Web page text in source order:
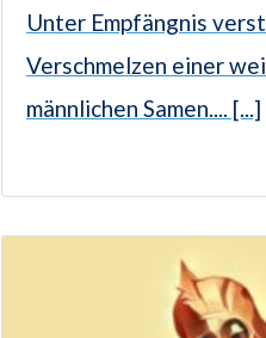
Unter Empfängnis
Verschmelzen einer
männlichen Samen.... [...]